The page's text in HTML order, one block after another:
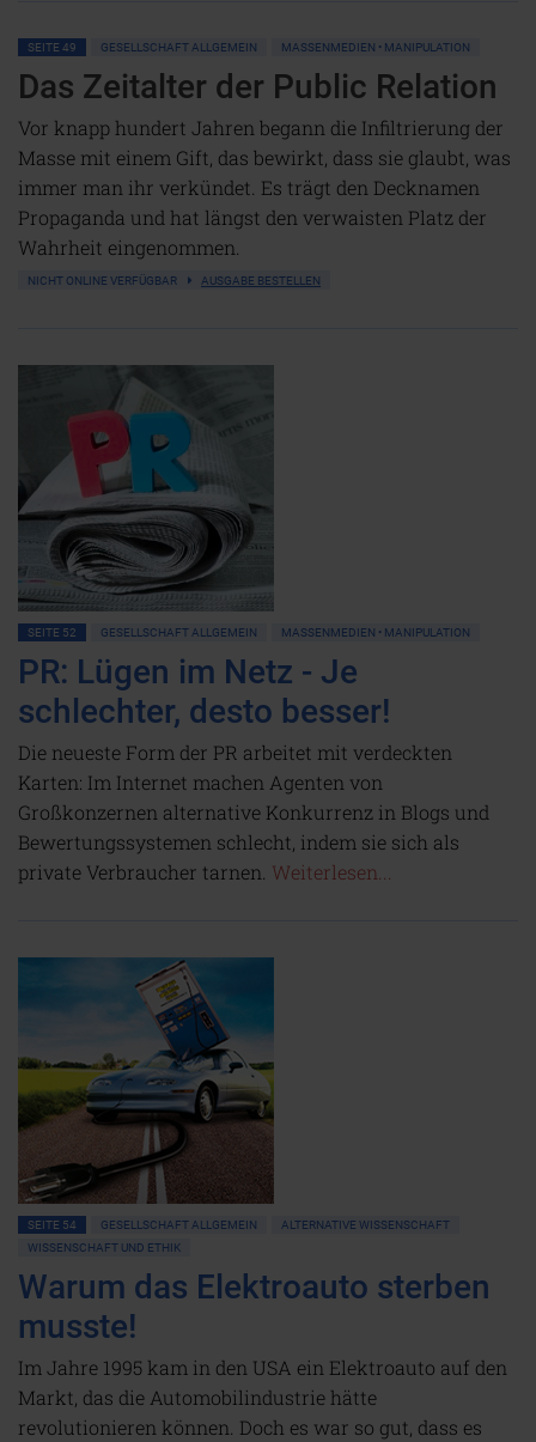
SEITE 49 GESELLSCHAFT ALLGEMEIN MASSENMEDIEN • MANIPULATION
Das Zeitalter der Public Relation
Vor knapp hundert Jahren begann die Infiltrierung der
Masse mit einem Gift, das bewirkt, dass sie glaubt, was
immer man ihr verkündet. Es trägt den Decknamen
Propaganda und hat längst den verwaisten Platz der
Wahrheit eingenommen.
NICHT ONLINE VERFÜGBAR AUSGABE BESTELLEN
SEITE 52 GESELLSCHAFT ALLGEMEIN MASSENMEDIEN • MANIPULATION
PR: Lügen im Netz - Je
schlechter, desto besser!
Die neueste Form der PR arbeitet mit verdeckten
Karten: Im Internet machen Agenten von
Großkonzernen alternative Konkurrenz in Blogs und
Bewertungssystemen schlecht, indem sie sich als
private Verbraucher tarnen. Weiterlesen...
SEITE 54 GESELLSCHAFT ALLGEMEIN
ALTERNATIVE WISSENSCHAFT
WISSENSCHAFT UND ETHIK
Warum das Elektroauto sterben
musste!
Im Jahre 1995 kam in den USA ein Elektroauto auf den
Markt, das die Automobilindustrie hätte
revolutionieren können. Doch es war so gut, dass es